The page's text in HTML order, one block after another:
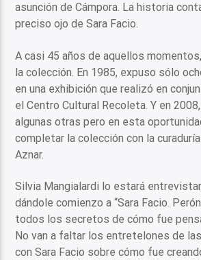
asunción de Cámpora. La historia
preciso ojo de Sara Facio.
A casi 45 años de aquellos
la colección. En 1985, expuso sólo
en una exhibición que realizó en
el Centro Cultural Recoleta. Y en
algunas otras pero en esta
completar la colección con la
Aznar.
Silvia Mangialardi lo estará
dándole comienzo a “Sara Facio.
todos los secretos de cómo fue
No van a faltar los entretelones de
con Sara Facio sobre cómo fue